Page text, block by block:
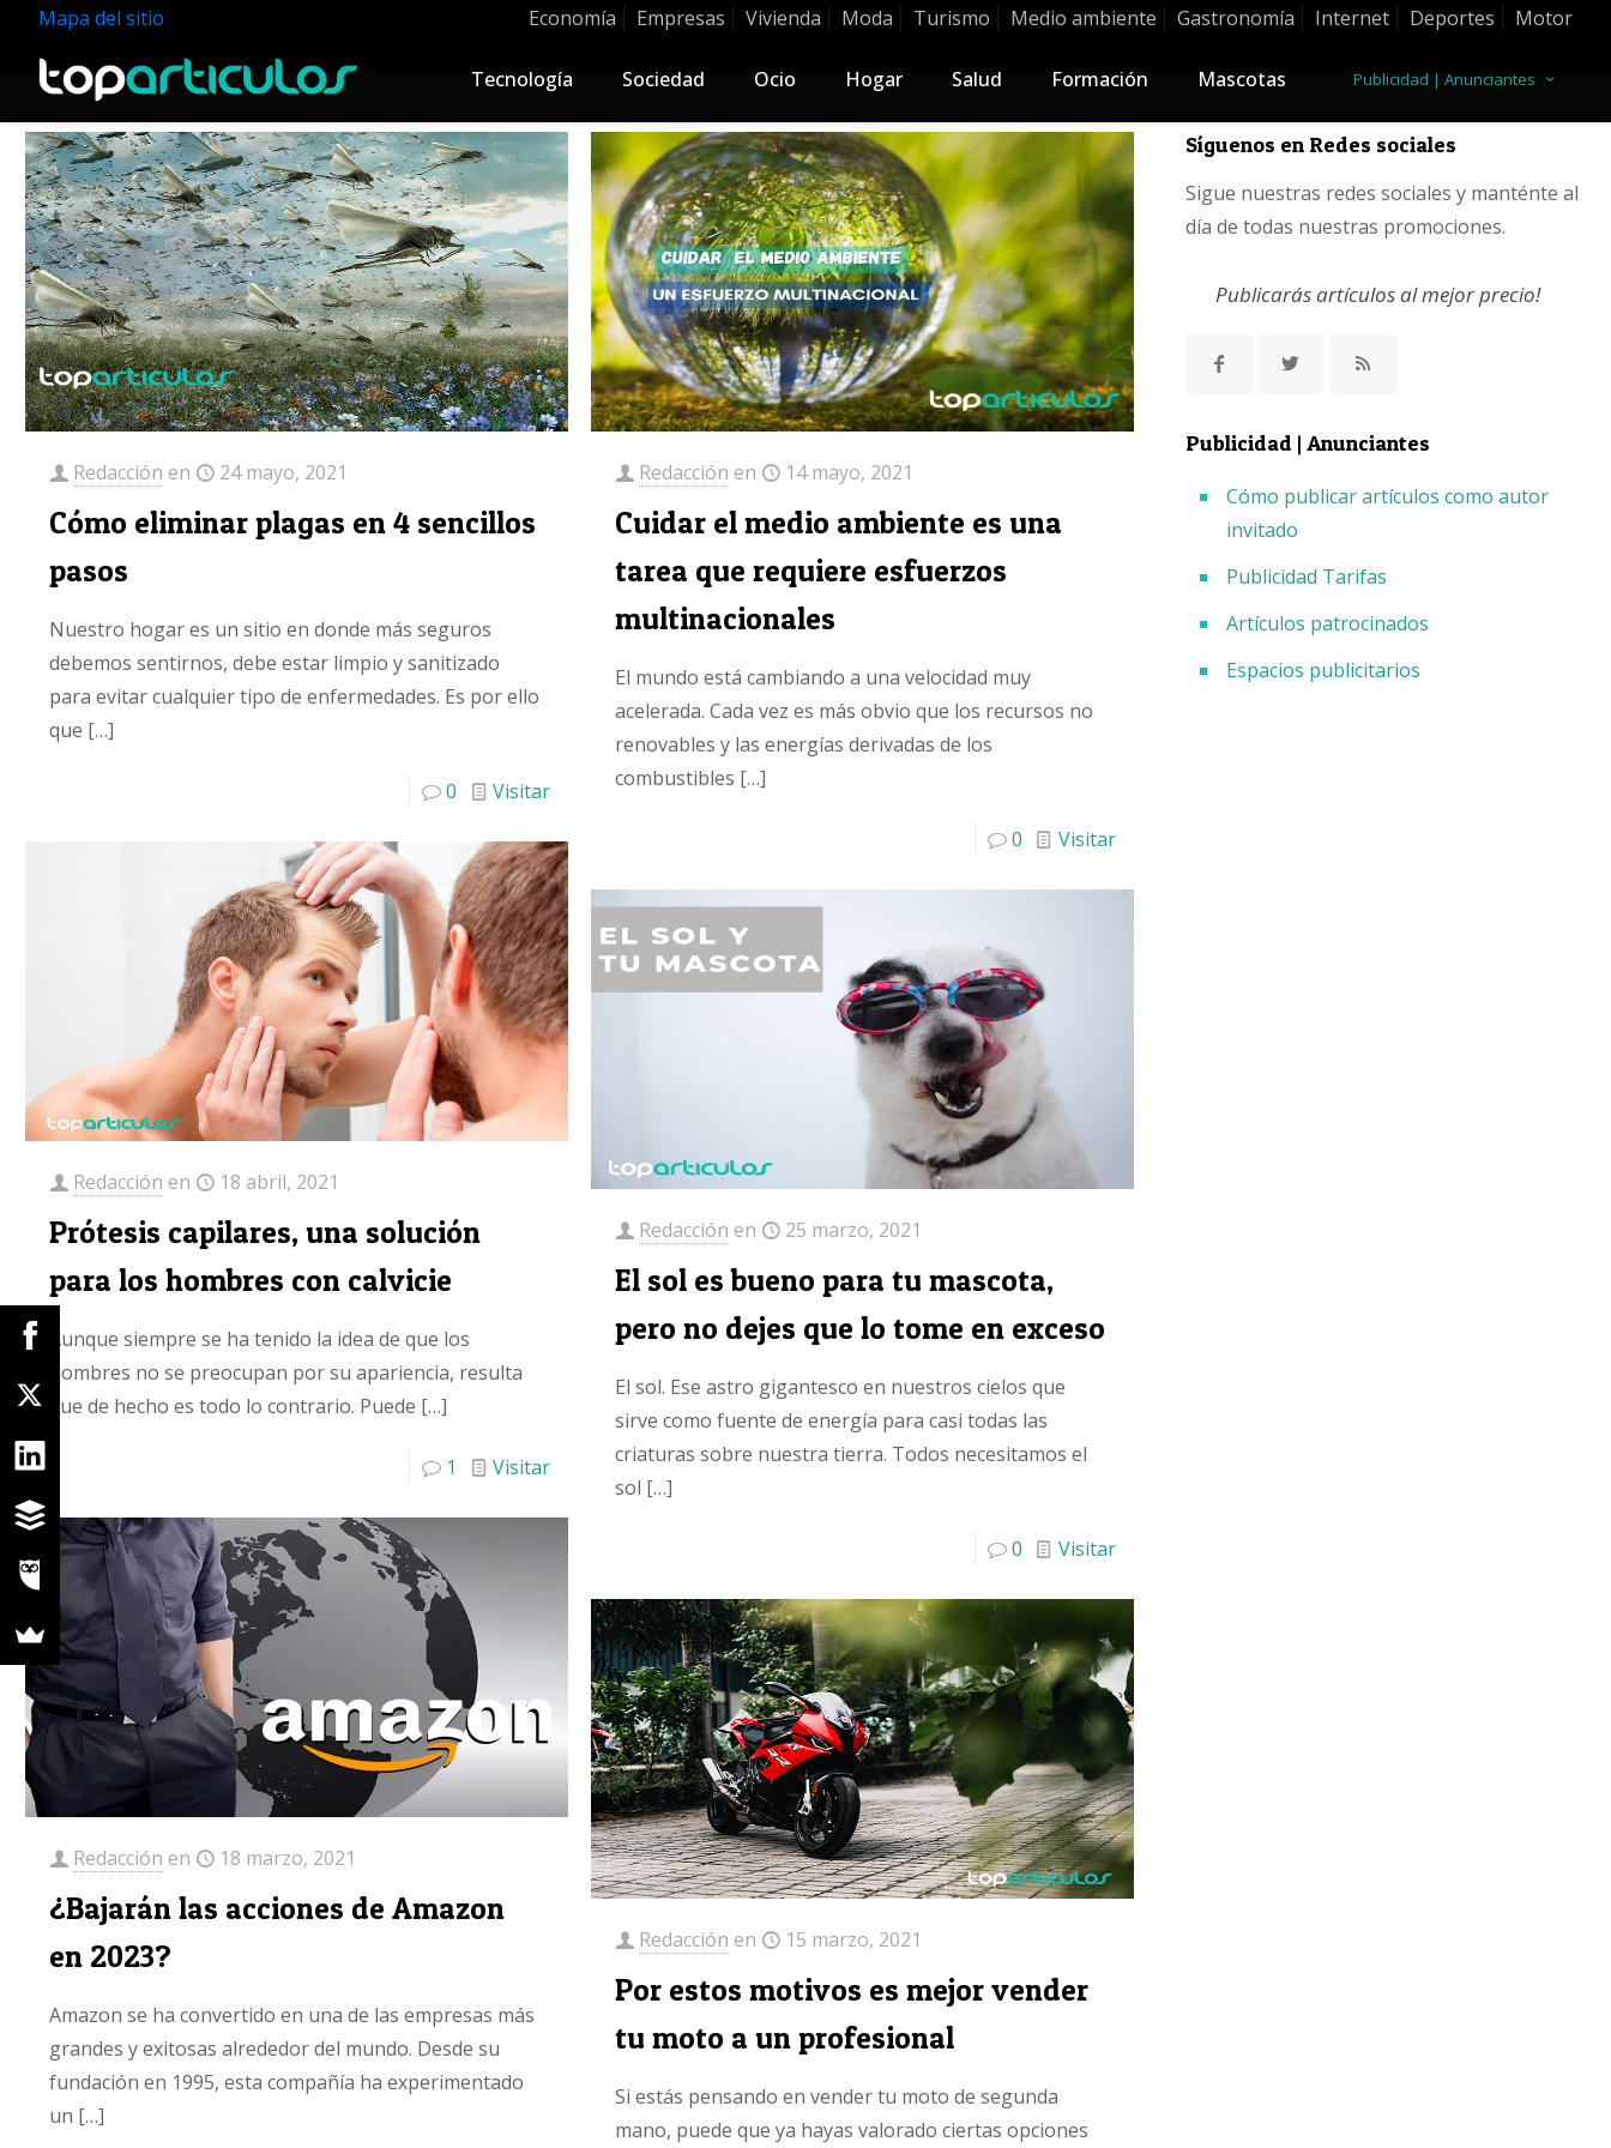
Mapa del sitio Economía Empresas Vivienda Moda Turismo Medio ambiente Gastronomía Internet Deportes Motor
Tecnología Sociedad Ocio Hogar Salud Formación Mascotas Publicidad | Anunciantes
Redacción en 24 mayo, 2021
Cómo eliminar plagas en 4 sencillos
pasos
Nuestro hogar es un sitio en donde más seguros
debemos sentirnos, debe estar limpio y sanitizado
para evitar cualquier tipo de enfermedades. Es por ello
que […]
0 Visitar
Redacción en 14 mayo, 2021
Cuidar el medio ambiente es una
tarea que requiere esfuerzos
multinacionales
El mundo está cambiando a una velocidad muy
acelerada. Cada vez es más obvio que los recursos no
renovables y las energías derivadas de los
combustibles […]
0 Visitar
Redacción en 18 abril, 2021
Prótesis capilares, una solución
para los hombres con calvicie
Aunque siempre se ha tenido la idea de que los
hombres no se preocupan por su apariencia, resulta
que de hecho es todo lo contrario. Puede […]
1 Visitar
Redacción en 25 marzo, 2021
El sol es bueno para tu mascota,
pero no dejes que lo tome en exceso
El sol. Ese astro gigantesco en nuestros cielos que
sirve como fuente de energía para casi todas las
criaturas sobre nuestra tierra. Todos necesitamos el
sol […]
0 Visitar
Redacción en 18 marzo, 2021
¿Bajarán las acciones de Amazon
en 2023?
Amazon se ha convertido en una de las empresas más
grandes y exitosas alrededor del mundo. Desde su
fundación en 1995, esta compañía ha experimentado
un […]
Redacción en 15 marzo, 2021
Por estos motivos es mejor vender
tu moto a un profesional
Si estás pensando en vender tu moto de segunda
mano, puede que ya hayas valorado ciertas opciones
Síguenos en Redes sociales
Sigue nuestras redes sociales y manténte al
día de todas nuestras promociones.
Publicarás artículos al mejor precio!
Publicidad | Anunciantes
Cómo publicar artículos como autor
invitado
Publicidad Tarifas
Artículos patrocinados
Espacios publicitarios